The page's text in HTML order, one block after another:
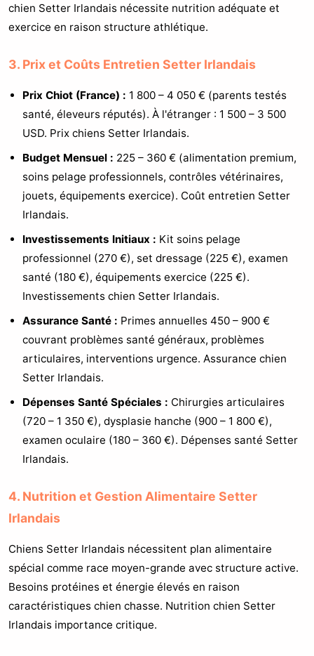
chien Setter Irlandais nécessite nutrition adéquate et
exercice en raison structure athlétique.
3. Prix et Coûts Entretien Setter Irlandais
Prix Chiot (France) : 1 800 – 4 050 € (parents testés
santé, éleveurs réputés). À l'étranger : 1 500 – 3 500
USD. Prix chiens Setter Irlandais.
Budget Mensuel : 225 – 360 € (alimentation premium,
soins pelage professionnels, contrôles vétérinaires,
jouets, équipements exercice). Coût entretien Setter
Irlandais.
Investissements Initiaux : Kit soins pelage
professionnel (270 €), set dressage (225 €), examen
santé (180 €), équipements exercice (225 €).
Investissements chien Setter Irlandais.
Assurance Santé : Primes annuelles 450 – 900 €
couvrant problèmes santé généraux, problèmes
articulaires, interventions urgence. Assurance chien
Setter Irlandais.
Dépenses Santé Spéciales : Chirurgies articulaires
(720 – 1 350 €), dysplasie hanche (900 – 1 800 €),
examen oculaire (180 – 360 €). Dépenses santé Setter
Irlandais.
4. Nutrition et Gestion Alimentaire Setter
Irlandais
Chiens Setter Irlandais nécessitent plan alimentaire
spécial comme race moyen-grande avec structure active.
Besoins protéines et énergie élevés en raison
caractéristiques chien chasse. Nutrition chien Setter
Irlandais importance critique.